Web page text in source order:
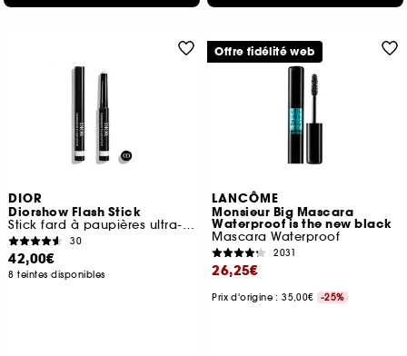
DIOR
Diorshow Flash Stick
Stick fard à paupières ultra-fondant waterproof
30
42,00€
8 teintes disponibles
LANCÔME
Monsieur Big Mascara
Waterproof is the new black
Mascara Waterproof
2031
26,25€
Prix d'origine : 35,00€ -25%
Offre fidélité web